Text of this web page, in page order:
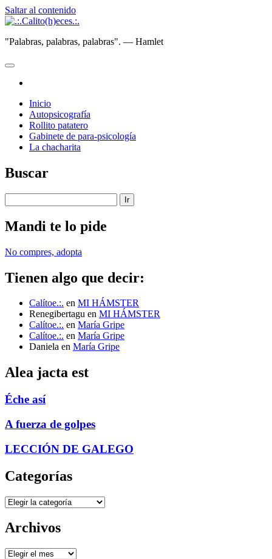
Saltar al contenido
.:.Calito(h)eces.:.
"Palabras, palabras, palabras". — Hamlet
abrir
principal
Inicio
Autopsicografía
Rollito patatero
Gabinete de para-psicología
La chacharita
Barra
Buscar
Mandi te lo pide
No compres, adopta
Tienen algo que decir:
Calítoe.:. en MI HÁMSTER
Renegibertagu en MI HÁMSTER
Calítoe.:. en María Gripe
Calítoe.:. en María Gripe
Daniela en María Gripe
Alea jacta est
Éche así
A fuerza de golpes
LECCIÓN DE GALEGO
Categorías
Categorías
Archivos
Archivos